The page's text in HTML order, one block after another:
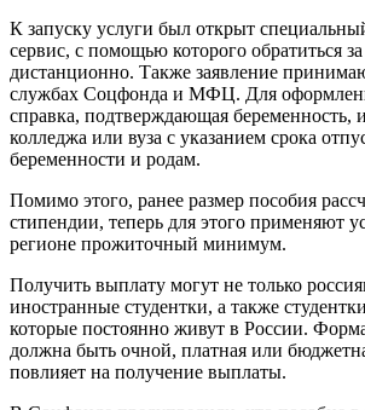
К запуску услуги был открыт
сервис, с помощью которого обратиться
дистанционно. Также заявление
службах Соцфонда и МФЦ. Для
справка, подтверждающая беременность,
колледжа или вуза с указанием срока
беременности и родам.
Помимо этого, ранее размер пособия
стипендии, теперь для этого применяют
регионе прожиточный минимум.
Получить выплату могут не только
иностранные студентки, а также
которые постоянно живут в России.
должна быть очной, платная или
повлияет на получение выплаты.